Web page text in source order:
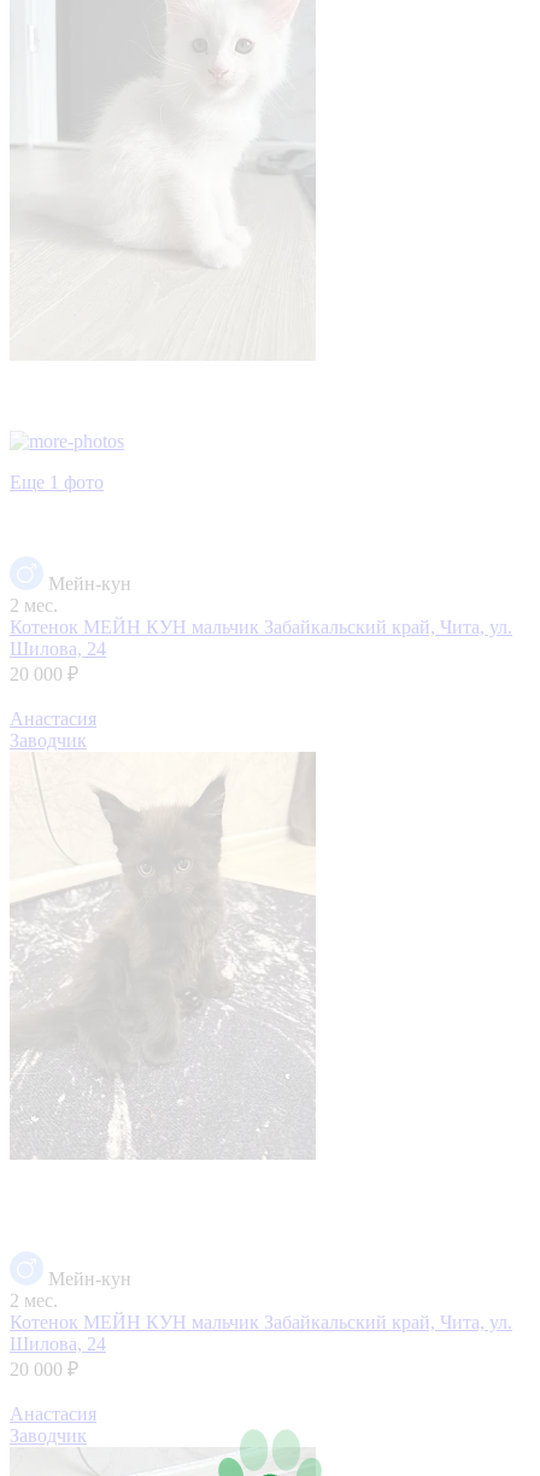
Еще 1 фото
Мейн-кун
2 мес.
Котенок МЕЙН КУН мальчик Забайкальский край, Чита, ул.
Шилова, 24
20 000 ₽
Анастасия
Заводчик
Мейн-кун
2 мес.
Котенок МЕЙН КУН мальчик Забайкальский край, Чита, ул.
Шилова, 24
20 000 ₽
Анастасия
Заводчик